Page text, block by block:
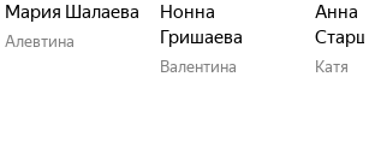
Мария Шалаева
Алевтина
Нонна
Гришаева
Валентина
Анна
Катя